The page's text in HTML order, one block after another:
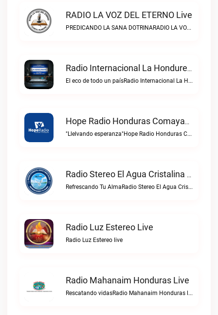
RADIO LA VOZ DEL ETERNO Live
PREDICANDO LA SANA DOTRINARADIO LA VOZ DEL ETERNO live
Radio Internacional La Hondureña Live
El eco de todo un paísRadio Internacional La Hondureña live
Hope Radio Honduras Comayaguela Live
"Llelvando esperanza"Hope Radio Honduras Comayaguela live
Radio Stereo El Agua Cristalina Olanchito Live
Refrescando Tu AlmaRadio Stereo El Agua Cristalina Olanchito live
Radio Luz Estereo Live
Radio Luz Estereo live
Radio Mahanaim Honduras Live
Rescatando vidasRadio Mahanaim Honduras live